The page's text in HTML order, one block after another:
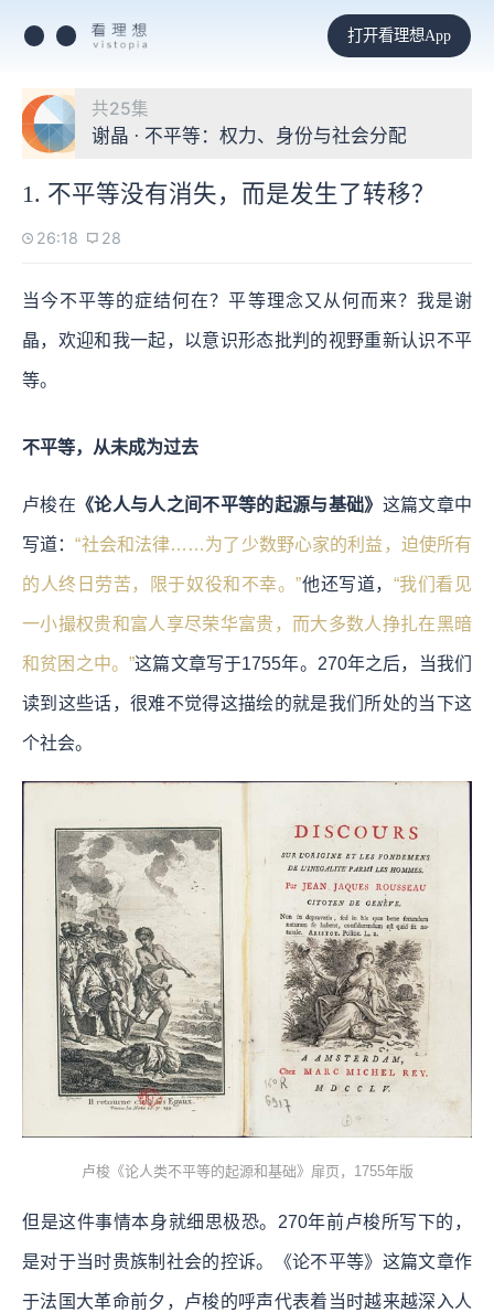
打开看理想App
共25集
谢晶 · 不平等：权力、身份与社会分配
1. 不平等没有消失，而是发生了转移？
26:18 28
当今不平等的症结何在？平等理念又从何而来？我是谢
晶，欢迎和我一起，以意识形态批判的视野重新认识不平
等。
不平等，从未成为过去
卢梭在 《论人与人之间不平等的起源与基础》 这篇文章中
写道：“社会和法律……为了少数野心家的利益，迫使所有
的人终日劳苦，限于奴役和不幸。”他还写道， “我们看见
一小撮权贵和富人享尽荣华富贵，而大多数人挣扎在黑暗
和贫困之中。”这篇文章写于1755年。270年之后，当我们
读到这些话，很难不觉得这描绘的就是我们所处的当下这
个社会。
卢梭《论人类不平等的起源和基础》扉页，1755年版
但是这件事情本身就细思极恐。270年前卢梭所写下的，
是对于当时贵族制社会的控诉。《论不平等》这篇文章作
于法国大革命前夕，卢梭的呼声代表着当时越来越深入人